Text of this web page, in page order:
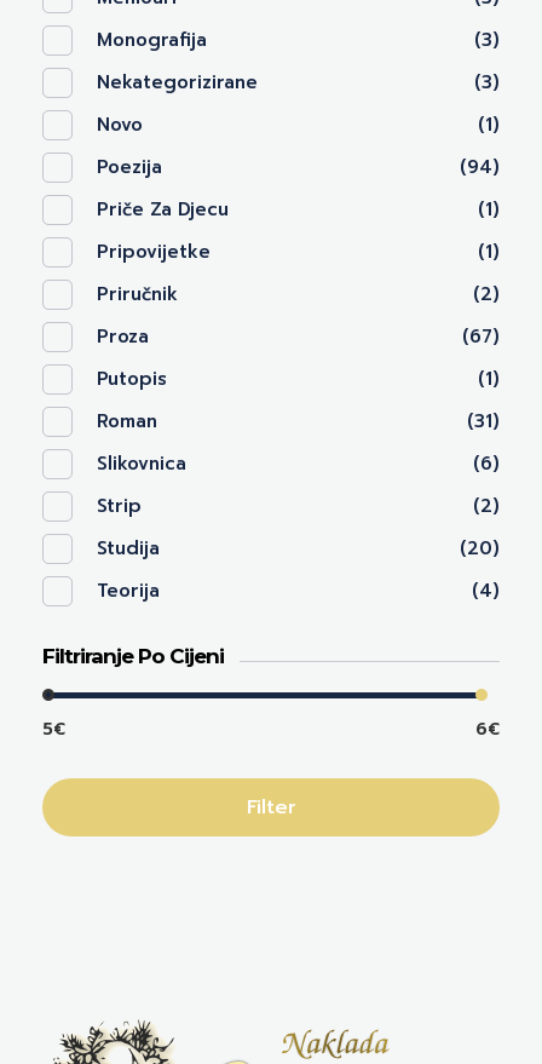
Monografija
(3)
Nekategorizirane
(3)
Novo
(1)
Poezija
(94)
Priče Za Djecu
(1)
Pripovijetke
(1)
Priručnik
(2)
Proza
(67)
Putopis
(1)
Roman
(31)
Slikovnica
(6)
Strip
(2)
Studija
(20)
Teorija
(4)
Filtriranje Po Cijeni
5€ 6€
Filter